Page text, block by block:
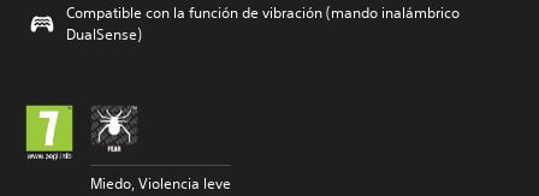
Compatible con la función de vibración (mando inalámbrico
DualSense)
Miedo, Violencia leve